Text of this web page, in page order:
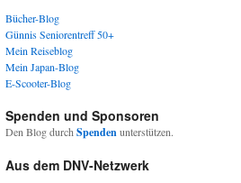
Bücher-Blog
Günnis Seniorentreff 50+
Mein Reiseblog
Mein Japan-Blog
E-Scooter-Blog
Spenden und Sponsoren
Den Blog durchSpendenunterstützen.
Aus dem DNV-Netzwerk